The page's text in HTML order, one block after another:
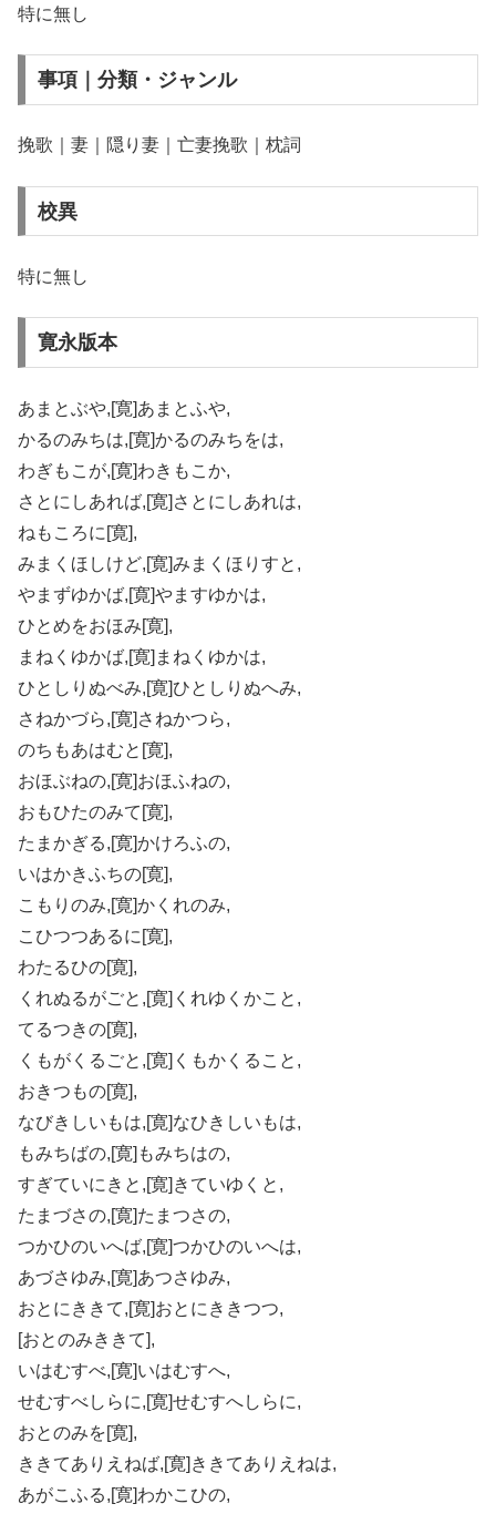
特に無し
事項｜分類・ジャンル
挽歌｜妻｜隠り妻｜亡妻挽歌｜枕詞
校異
特に無し
寛永版本
あまとぶや,[寛]あまとふや,
かるのみちは,[寛]かるのみちをは,
わぎもこが,[寛]わきもこか,
さとにしあれば,[寛]さとにしあれは,
ねもころに[寛],
みまくほしけど,[寛]みまくほりすと,
やまずゆかば,[寛]やますゆかは,
ひとめをおほみ[寛],
まねくゆかば,[寛]まねくゆかは,
ひとしりぬべみ,[寛]ひとしりぬへみ,
さねかづら,[寛]さねかつら,
のちもあはむと[寛],
おほぶねの,[寛]おほふねの,
おもひたのみて[寛],
たまかぎる,[寛]かけろふの,
いはかきふちの[寛],
こもりのみ,[寛]かくれのみ,
こひつつあるに[寛],
わたるひの[寛],
くれぬるがごと,[寛]くれゆくかこと,
てるつきの[寛],
くもがくるごと,[寛]くもかくること,
おきつもの[寛],
なびきしいもは,[寛]なひきしいもは,
もみちばの,[寛]もみちはの,
すぎていにきと,[寛]きていゆくと,
たまづさの,[寛]たまつさの,
つかひのいへば,[寛]つかひのいへは,
あづさゆみ,[寛]あつさゆみ,
おとにききて,[寛]おとにききつつ,
[おとのみききて],
いはむすべ,[寛]いはむすへ,
せむすべしらに,[寛]せむすへしらに,
おとのみを[寛],
ききてありえねば,[寛]ききてありえねは,
あがこふる,[寛]わかこひの,